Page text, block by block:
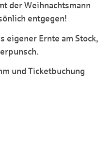
der Weihnachtsmann
entgegen!
eigener Ernte am Stock,
und Ticketbuchung